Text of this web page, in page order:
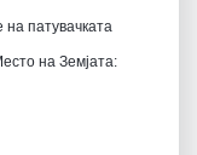
патувачката
на Земјата: